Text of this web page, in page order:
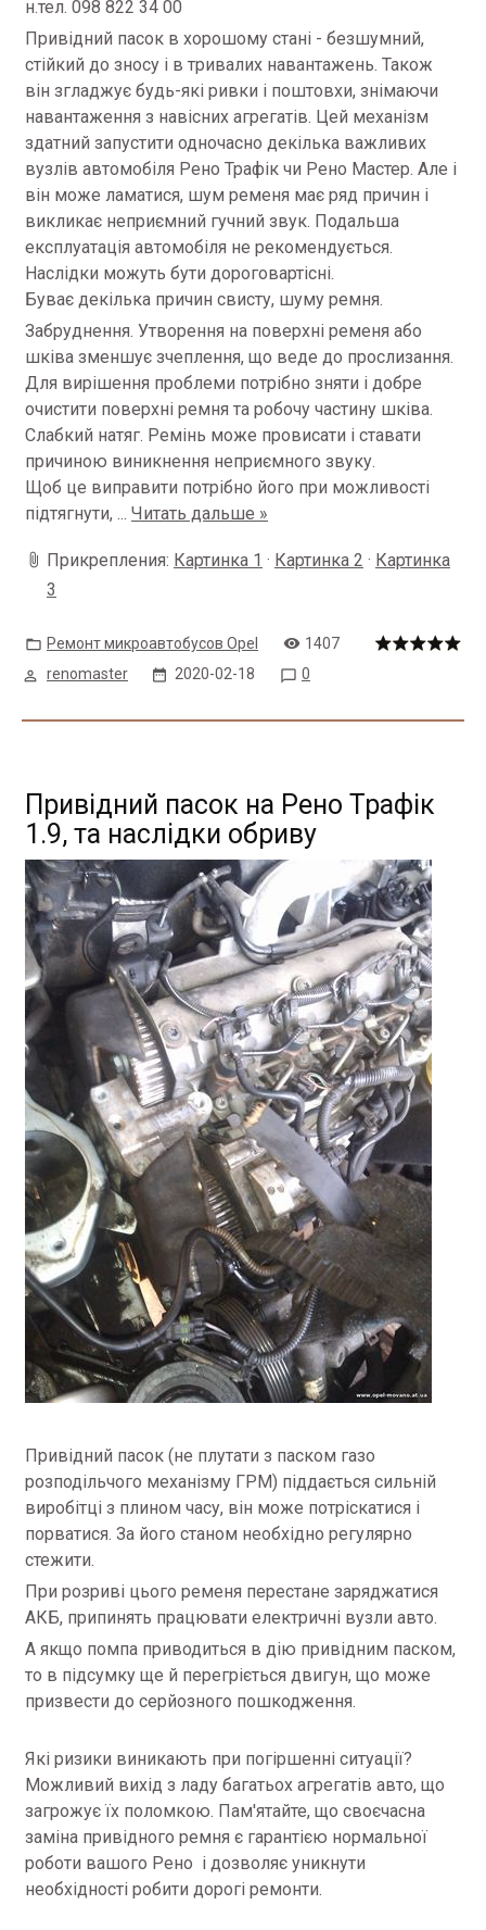
н.тел. 098 822 34 00
Привідний пасок в хорошому стані - безшумний,
стійкий до зносу і в тривалих навантажень. Також
він згладжує будь-які ривки і поштовхи, знімаючи
навантаження з навісних агрегатів. Цей механізм
здатний запустити одночасно декілька важливих
вузлів автомобіля Рено Трафік чи Рено Мастер. Але і
він може ламатися, шум ременя має ряд причин і
викликає неприємний гучний звук. Подальша
експлуатація автомобіля не рекомендується.
Наслідки можуть бути дороговартісні.
Буває декілька причин свисту, шуму ремня.
Забруднення. Утворення на поверхні ременя або
шківа зменшує зчеплення, що веде до прослизання.
Для вирішення проблеми потрібно зняти і добре
очистити поверхні ремня та робочу частину шківа.
Слабкий натяг. Ремінь може провисати і ставати
причиною виникнення неприємного звуку.
Щоб це виправити потрібно його при можливості
підтягнути, ... Читать дальше »
Прикрепления: Картинка 1 · Картинка 2 · Картинка
3
Ремонт микроавтобусов Opel
1407
renomaster
2020-02-18 0
Привідний пасок на Рено Трафік
1.9, та наслідки обриву
Привідний пасок (не плутати з паском газо
розподільчого механізму ГРМ) піддається сильній
виробітці з плином часу, він може потріскатися і
порватися. За його станом необхідно регулярно
стежити.
При розриві цього ременя перестане заряджатися
АКБ, припинять працювати електричні вузли авто.
А якщо помпа приводиться в дію привідним паском,
то в підсумку ще й перегріється двигун, що може
призвести до серйозного пошкодження.
Які ризики виникають при погіршенні ситуації?
Можливий вихід з ладу багатьох агрегатів авто, що
загрожує їх поломкою. Пам'ятайте, що своєчасна
заміна привідного ремня є гарантією нормальної
роботи вашого Рено і дозволяє уникнути
необхідності робити дорогі ремонти.